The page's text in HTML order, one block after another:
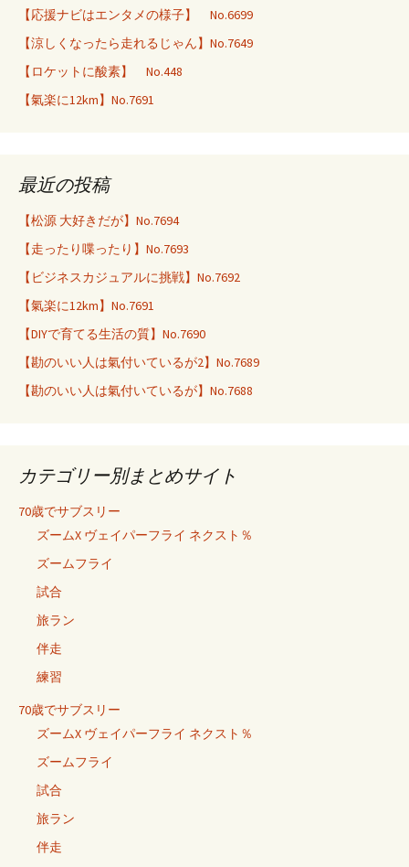
【応援ナビはエンタメの様子】 No.6699
【涼しくなったら走れるじゃん】No.7649
【ロケットに酸素】 No.448
【氣楽に12km】No.7691
最近の投稿
【松源 大好きだが】No.7694
【走ったり喋ったり】No.7693
【ビジネスカジュアルに挑戦】No.7692
【氣楽に12km】No.7691
【DIYで育てる生活の質】No.7690
【勘のいい人は氣付いているが2】No.7689
【勘のいい人は氣付いているが】No.7688
カテゴリー別まとめサイト
70歳でサブスリー
ズームX ヴェイパーフライ ネクスト％
ズームフライ
試合
旅ラン
伴走
練習
70歳でサブスリー
ズームX ヴェイパーフライ ネクスト％
ズームフライ
試合
旅ラン
伴走